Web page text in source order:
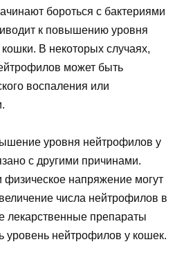
бороться с бактериями
к повышению уровня
В некоторых случаях,
может быть
воспаления или
уровня нейтрофилов у
с другими причинами.
физическое напряжение могут
числа нейтрофилов в
лекарственные препараты
уровень нейтрофилов у кошек.